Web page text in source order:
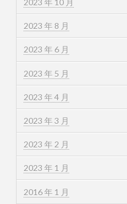
2023 年 10 月
2023 年 8 月
2023 年 6 月
2023 年 5 月
2023 年 4 月
2023 年 3 月
2023 年 2 月
2023 年 1 月
2016 年 1 月